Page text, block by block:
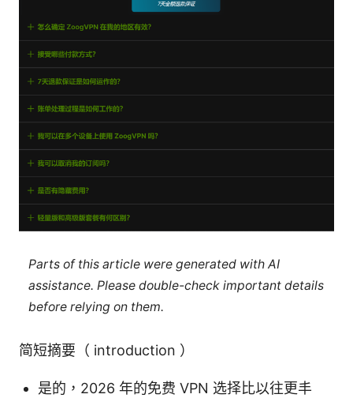
Parts of this article were generated with AI
assistance. Please double-check important details
before relying on them.
简短摘要（ introduction ）
是的，2026 年的免费 VPN 选择比以往更丰